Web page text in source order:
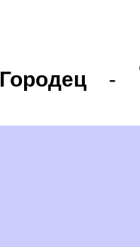
Городец-